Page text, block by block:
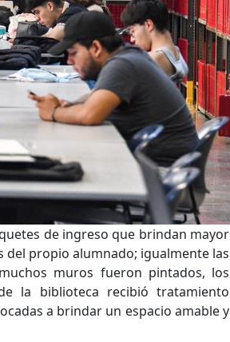
de ingreso que brindan mayor
del propio alumnado; igualmente las
muros fueron pintados, los
la biblioteca recibió tratamiento
a brindar un espacio amable y